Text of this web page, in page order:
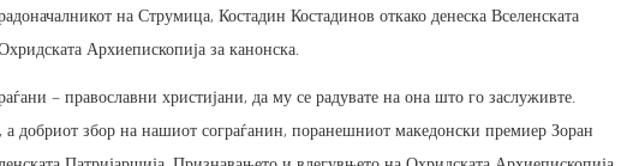
на Струмица, Костадин Костадинов откако денеска Вселенската
Архиепископија за канонска.
– православни христијани, да му се радувате на она што го заслуживте.
а добриот збор на нашиот сограѓанин, поранешниот македонски премиер Зоран